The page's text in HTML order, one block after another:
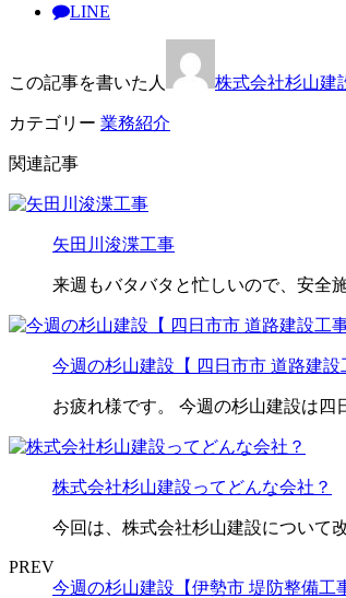
LINE
この記事を書いた人 株式会社杉山建
カテゴリー 業務紹介
関連記事
矢田川浚渫工事
来週もバタバタと忙しいので、安全
今週の杉山建設【 四日市市 道路建
お疲れ様です。 今週の杉山建設は
株式会社杉山建設ってどんな会社？
今回は、株式会社杉山建設について
PREV
今週の杉山建設【伊勢市 堤防整備